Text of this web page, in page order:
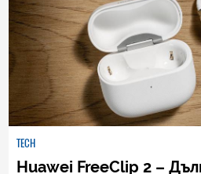
TECH
Huawei FreeClip 2 –